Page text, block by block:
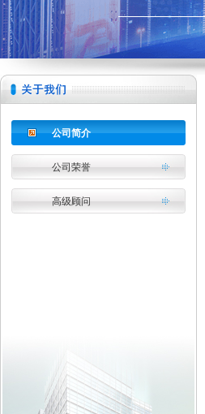
公司简介
公司荣誉
高级顾问